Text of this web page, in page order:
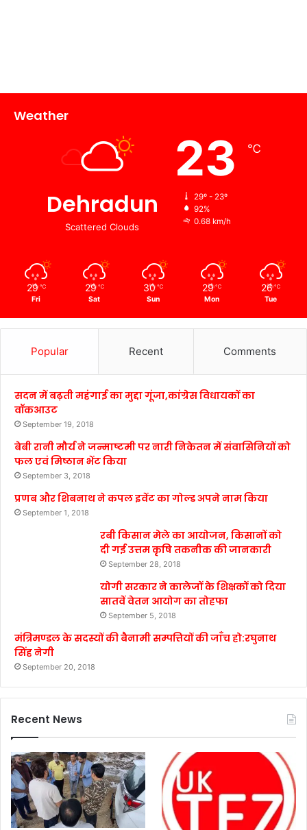
Weather
Dehradun
Scattered Clouds
23 ℃
29º - 23º
92%
0.68 km/h
29 ℃
Fri
29 ℃
Sat
30 ℃
Sun
29 ℃
Mon
26 ℃
Tue
Popular Recent Comments
सदन में बढ़ती महंगाई का मुद्दा गूंजा,कांग्रेस विधायकों का
वॉकआउट
September 19, 2018
बेबी रानी मौर्य ने जन्माष्टमी पर नारी निकेतन में संवासिनियों को
फल एवं मिष्ठान भेंट किया
September 3, 2018
प्रणब और शिबनाथ ने कपल इवेंट का गोल्ड अपने नाम किया
September 1, 2018
रबी किसान मेले का आयोजन, किसानों को
दी गई उत्तम कृषि तकनीक की जानकारी
September 28, 2018
योगी सरकार ने कालेजों के शिक्षकों को दिया
सातवें वेतन आयोग का तोहफा
September 5, 2018
मंत्रिमण्डल के सदस्यों की बैनामी सम्पत्तियों की जाँच हो:रघुनाथ
सिंह नेगी
September 20, 2018
Recent News